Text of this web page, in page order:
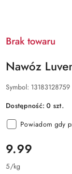
Brak towaru
Nawóz
Symbol: 13183128759
Dostępność:0 szt.
Powiadom gdy
cena:
9.99
5/kg